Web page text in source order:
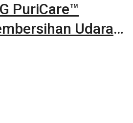
PuriCare™
Udara